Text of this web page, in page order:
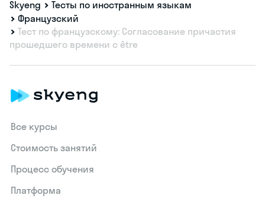
Skyeng
Тесты по иностранным языкам
Французский
Тест по французскому: Согласование причастия
прошедшего времени с être
Все курсы
Стоимость занятий
Процесс обучения
Платформа